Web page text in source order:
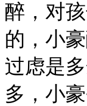
醉，对
的，小
过虑是
多，小